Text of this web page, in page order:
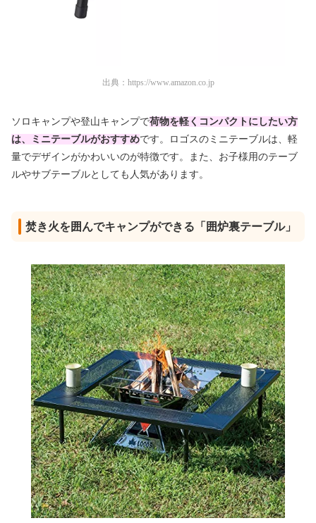
出典： https://www.amazon.co.jp
ソロキャンプや登山キャンプで荷物を軽くコンパクトにしたい方
は、ミニテーブルがおすすめです。ロゴスのミニテーブルは、軽
量でデザインがかわいいのが特徴です。また、お子様用のテーブ
ルやサブテーブルとしても人気があります。
焚き火を囲んでキャンプができる「囲炉裏テーブル」